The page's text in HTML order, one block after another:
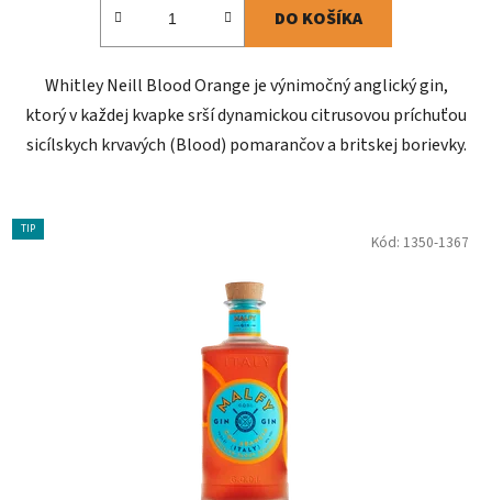
DO KOŠÍKA
Whitley Neill Blood Orange je výnimočný anglický gin,
ktorý v každej kvapke srší dynamickou citrusovou príchuťou
sicílskych krvavých (Blood) pomarančov a britskej borievky.
TIP
Kód: 1350-1367